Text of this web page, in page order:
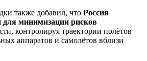
также добавил, что Россия
минимизации рисков
контролируя траектории полётов
аппаратов и самолётов вблизи